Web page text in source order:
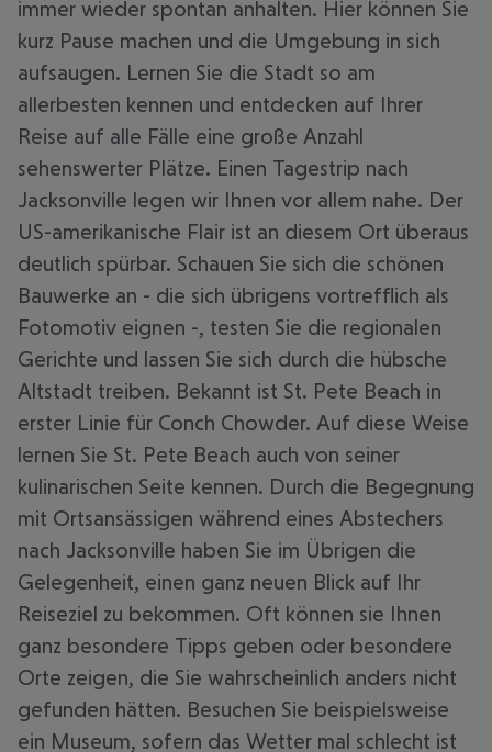
immer wieder spontan anhalten. Hier können Sie
kurz Pause machen und die Umgebung in sich
aufsaugen. Lernen Sie die Stadt so am
allerbesten kennen und entdecken auf Ihrer
Reise auf alle Fälle eine große Anzahl
sehenswerter Plätze. Einen Tagestrip nach
Jacksonville legen wir Ihnen vor allem nahe. Der
US-amerikanische Flair ist an diesem Ort überaus
deutlich spürbar. Schauen Sie sich die schönen
Bauwerke an - die sich übrigens vortrefflich als
Fotomotiv eignen -, testen Sie die regionalen
Gerichte und lassen Sie sich durch die hübsche
Altstadt treiben. Bekannt ist St. Pete Beach in
erster Linie für Conch Chowder. Auf diese Weise
lernen Sie St. Pete Beach auch von seiner
kulinarischen Seite kennen. Durch die Begegnung
mit Ortsansässigen während eines Abstechers
nach Jacksonville haben Sie im Übrigen die
Gelegenheit, einen ganz neuen Blick auf Ihr
Reiseziel zu bekommen. Oft können sie Ihnen
ganz besondere Tipps geben oder besondere
Orte zeigen, die Sie wahrscheinlich anders nicht
gefunden hätten. Besuchen Sie beispielsweise
ein Museum, sofern das Wetter mal schlecht ist